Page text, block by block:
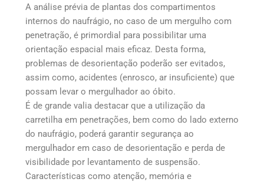
A análise prévia de plantas dos compartimentos
internos do naufrágio, no caso de um mergulho com
penetração, é primordial para possibilitar uma
orientação espacial mais eficaz. Desta forma,
problemas de desorientação poderão ser evitados,
assim como, acidentes (enrosco, ar insuficiente) que
possam levar o mergulhador ao óbito.
É de grande valia destacar que a utilização da
carretilha em penetrações, bem como do lado externo
do naufrágio, poderá garantir segurança ao
mergulhador em caso de desorientação e perda de
visibilidade por levantamento de suspensão.
Características como atenção, memória e